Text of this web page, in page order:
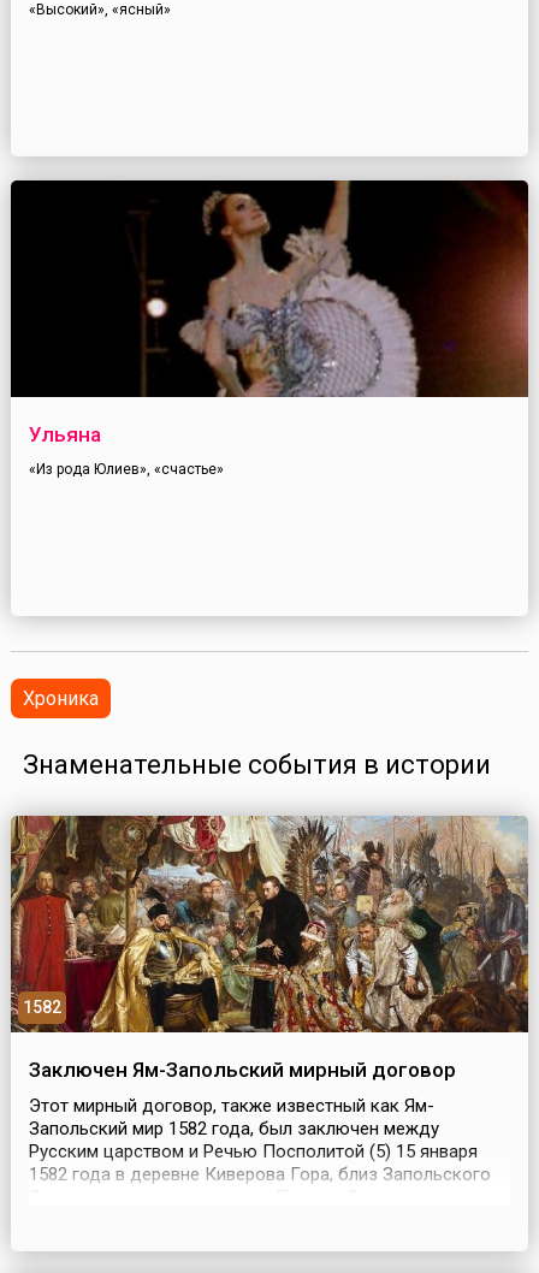
«Высокий», «ясный»
Ульяна
«Из рода Юлиев», «счастье»
Хроника
Знаменательные события в истории
1582
Заключен Ям-Запольский мирный договор
Этот мирный договор, также известный как Ям-
Запольский мир 1582 года, был заключен между
Русским царством и Речью Посполитой (5) 15 января
1582 года в деревне Киверова Гора, близ Запольского